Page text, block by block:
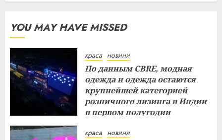
YOU MAY HAVE MISSED
краса новини
По данным CBRE, модная
одежда и одежда остаются
крупнейшей категорией
розничного лизинга в Индии
в первом полугодии
краса новини